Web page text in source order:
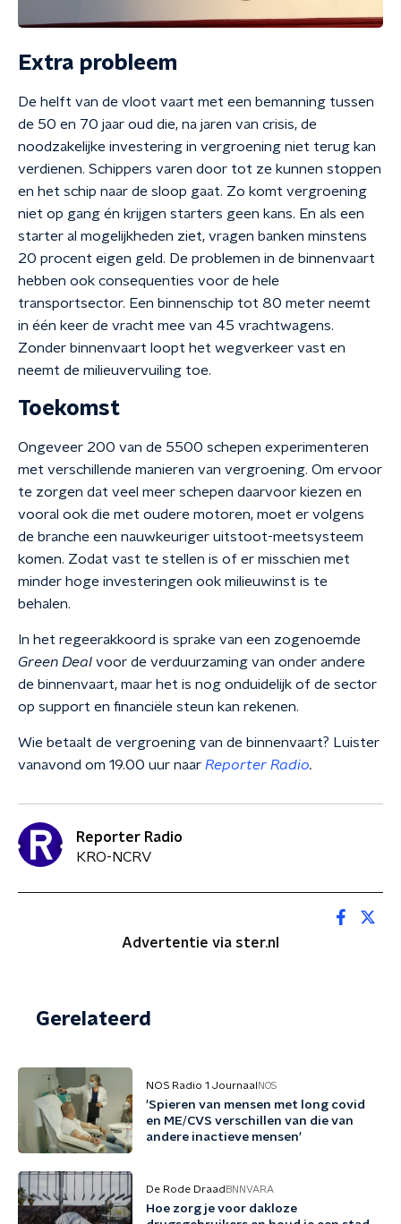
Extra probleem
De helft van de vloot vaart met een bemanning tussen
de 50 en 70 jaar oud die, na jaren van crisis, de
noodzakelijke investering in vergroening niet terug kan
verdienen. Schippers varen door tot ze kunnen stoppen
en het schip naar de sloop gaat. Zo komt vergroening
niet op gang én krijgen starters geen kans. En als een
starter al mogelijkheden ziet, vragen banken minstens
20 procent eigen geld. De problemen in de binnenvaart
hebben ook consequenties voor de hele
transportsector. Een binnenschip tot 80 meter neemt
in één keer de vracht mee van 45 vrachtwagens.
Zonder binnenvaart loopt het wegverkeer vast en
neemt de milieuvervuiling toe.
Toekomst
Ongeveer 200 van de 5500 schepen experimenteren
met verschillende manieren van vergroening. Om ervoor
te zorgen dat veel meer schepen daarvoor kiezen en
vooral ook die met oudere motoren, moet er volgens
de branche een nauwkeuriger uitstoot-meetsysteem
komen. Zodat vast te stellen is of er misschien met
minder hoge investeringen ook milieuwinst is te
behalen.
In het regeerakkoord is sprake van een zogenoemde
Green Deal voor de verduurzaming van onder andere
de binnenvaart, maar het is nog onduidelijk of de sector
op support en financiële steun kan rekenen.
Wie betaalt de vergroening van de binnenvaart? Luister
vanavond om 19.00 uur naar Reporter Radio.
Reporter Radio
KRO-NCRV
Advertentie via ster.nl
Gerelateerd
NOS Radio 1 Journaal NOS
'Spieren van mensen met long covid
en ME/CVS verschillen van die van
andere inactieve mensen'
De Rode Draad BNNVARA
Hoe zorg je voor dakloze